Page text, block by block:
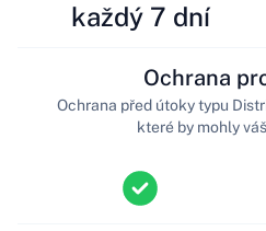
každý 7 dní
Ochrana
Ochrana před útoky typu
které by mohly